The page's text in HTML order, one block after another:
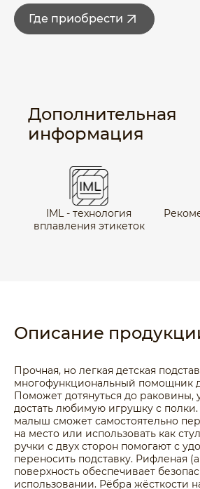
Где приобрести
Дополнительная
информация
IML - технология
вплавления этикеток
Описание
Прочная, но легкая детская
многофункциональный помощник
Поможет дотянуться до раковины,
достать любимую игрушку с
малыш сможет самостоятельно
на место или использовать как
ручки с двух сторон помогают с
переносить подставку. Рифленая
поверхность обеспечивает
использовании. Рёбра жёсткости